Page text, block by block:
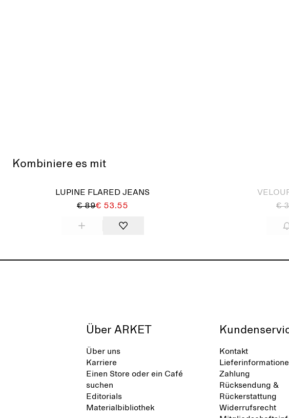
Kombiniere es mit
LUPINE FLARED JEANS
€ 89€ 53.55
€
Über ARKET
Über uns
Karriere
Einen Store oder ein Café
suchen
Editorials
Materialbibliothek
Kontakt
Zahlung
Rücksendung &
Rückerstattung
Widerrufsrecht